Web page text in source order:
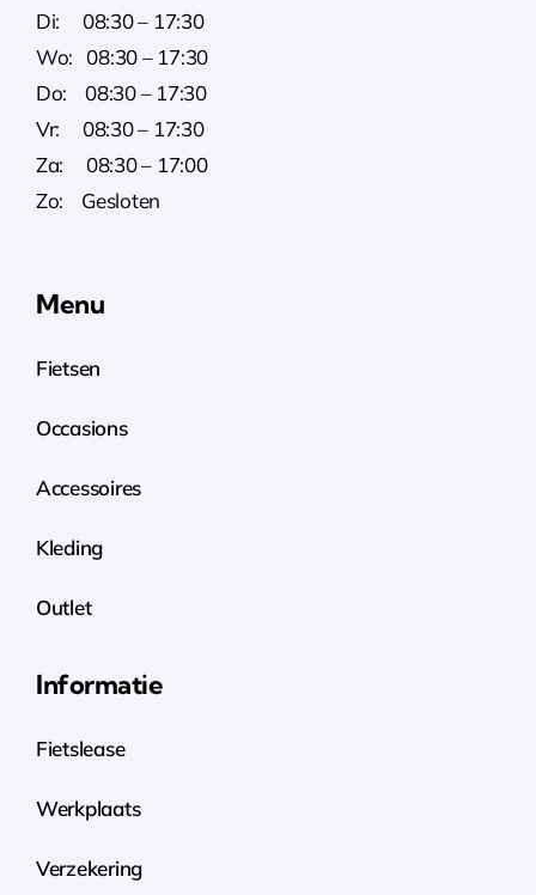
Di: 08:30 – 17:30
Wo: 08:30 – 17:30
Do: 08:30 – 17:30
Vr: 08:30 – 17:30
Za: 08:30 – 17:00
Zo: Gesloten
Menu
Fietsen
Occasions
Accessoires
Kleding
Outlet
Informatie
Fietslease
Werkplaats
Verzekering